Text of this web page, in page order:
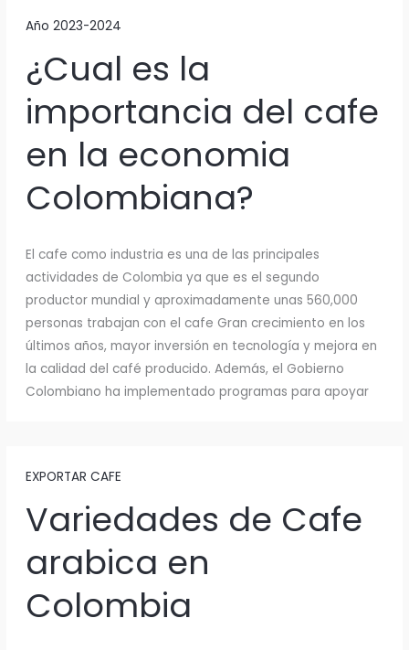
Año 2023-2024
¿Cual es la
importancia del cafe
en la economia
Colombiana?
El cafe como industria es una de las principales
actividades de Colombia ya que es el segundo
productor mundial y aproximadamente unas 560,000
personas trabajan con el cafe Gran crecimiento en los
últimos años, mayor inversión en tecnología y mejora en
la calidad del café producido. Además, el Gobierno
Colombiano ha implementado programas para apoyar
EXPORTAR CAFE
Variedades de Cafe
arabica en
Colombia